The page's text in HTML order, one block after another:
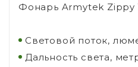
Фонарь Armytek Zippy
Световой поток,
Дальность света,